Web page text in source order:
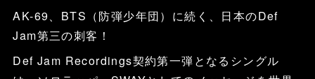
AK-69、BTS（防弾少年団）に続く、日本のDef
Jam第三の刺客！
Def Jam Recordings契約第一弾となるシングル